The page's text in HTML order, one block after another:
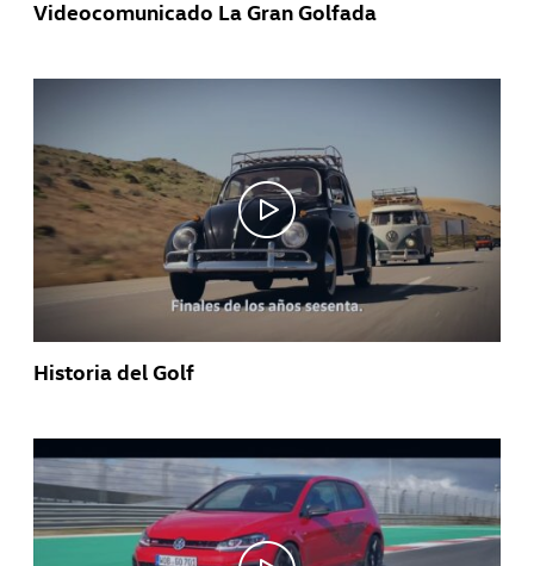
Videocomunicado La Gran Golfada
Historia del Golf